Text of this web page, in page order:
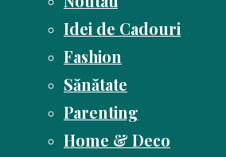
Idei de Cadouri
Fashion
Sănătate
Parenting
Home & Deco